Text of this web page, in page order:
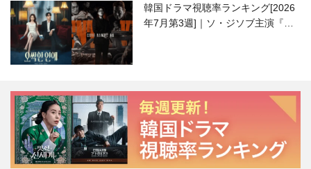
韓国ドラマ視聴率ランキング[2026
年7月第3週]｜ソ・ジソブ主演『エ